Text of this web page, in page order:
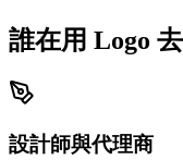
誰在用 Logo
設計師與代理商